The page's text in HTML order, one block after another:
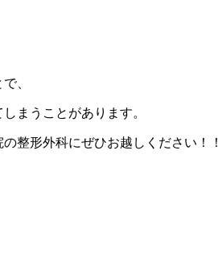
、
まうことがあります。
整形外科にぜひお越しください！！